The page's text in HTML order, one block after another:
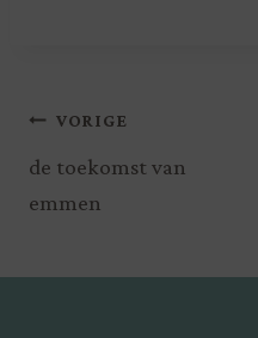
VORIGE
de toekomst van
emmen